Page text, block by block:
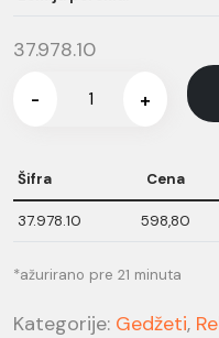
37.978.10
- +
Šifra Cena
37.978.10 598,80
*ažurirano pre 21 minuta
Kategorije: Gedžeti,